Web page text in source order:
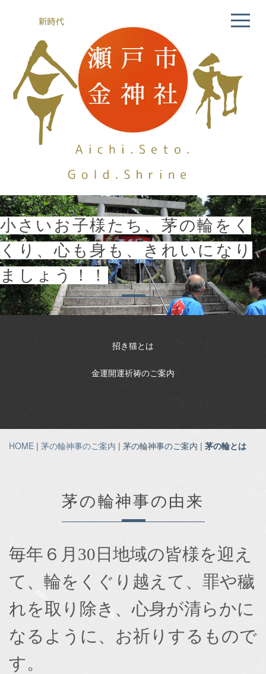
小さいお子様たち、茅の輪をく
くり、心も身も、きれいになり
ましょう！！
招き猫とは
金運開運祈祷のご案内
HOME | 茅の輪神事のご案内 | 茅の輪神事のご案内 | 茅の輪とは
茅の輪神事の由来
毎年６月30日地域の皆様を迎え
て、輪をくぐり越えて、罪や穢
れを取り除き、心身が清らかに
なるように、お祈りするもので
す。